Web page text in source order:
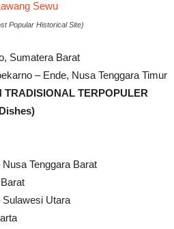
Popular Historical Site)
Sumatera Barat
– Ende, Nusa Tenggara Timur
TRADISIONAL TERPOPULER
Tenggara Barat
Sulawesi Utara